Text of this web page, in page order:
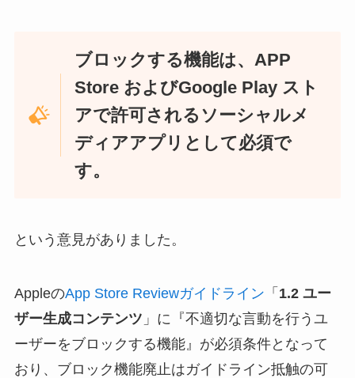
ブロックする機能は、APP
Store およびGoogle Play スト
アで許可されるソーシャルメ
ディアアプリとして必須で
す。
という意見がありました。
AppleのApp Store Reviewガイドライン 「 1.2 ユー
ザー生成コンテンツ 」に『不適切な言動を行うユ
ーザーをブロックする機能』が必須条件となって
おり、ブロック機能廃止はガイドライン抵触の可